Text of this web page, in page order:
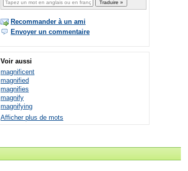
Recommander à un ami
Envoyer un commentaire
Voir aussi
magnificent
magnified
magnifies
magnify
magnifying
Afficher plus de mots